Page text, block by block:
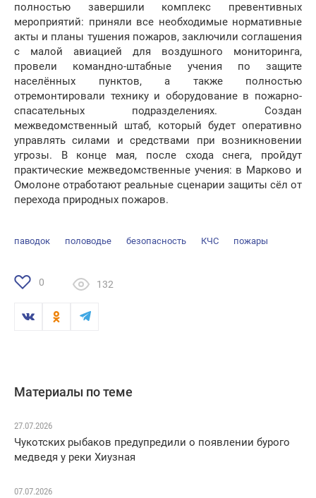
полностью завершили комплекс превентивных
мероприятий: приняли все необходимые нормативные
акты и планы тушения пожаров, заключили соглашения
с малой авиацией для воздушного мониторинга,
провели командно-штабные учения по защите
населённых пунктов, а также полностью
отремонтировали технику и оборудование в пожарно-
спасательных подразделениях. Создан
межведомственный штаб, который будет оперативно
управлять силами и средствами при возникновении
угрозы. В конце мая, после схода снега, пройдут
практические межведомственные учения: в Марково и
Омолоне отработают реальные сценарии защиты сёл от
перехода природных пожаров.
паводок половодье безопасность КЧС пожары
0 132
Материалы по теме
27.07.2026
Чукотских рыбаков предупредили о появлении бурого
медведя у реки Хиузная
07.07.2026